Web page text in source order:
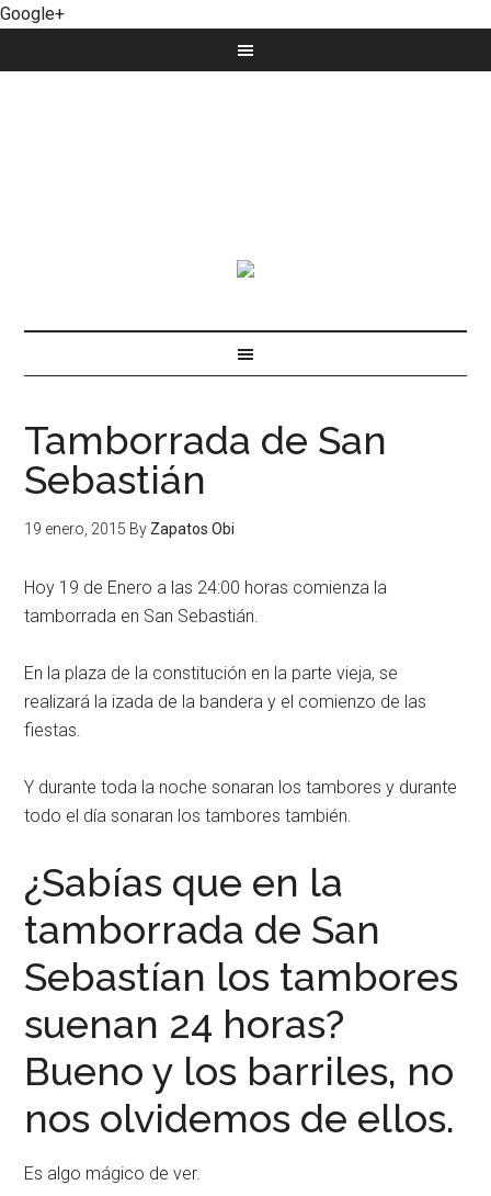
Google+
Tamborrada de San
Sebastián
19 enero, 2015 By Zapatos Obi
Hoy 19 de Enero a las 24:00 horas comienza la
tamborrada en San Sebastián.
En la plaza de la constitución en la parte vieja, se
realizará la izada de la bandera y el comienzo de las
fiestas.
Y durante toda la noche sonaran los tambores y durante
todo el día sonaran los tambores también.
¿Sabías que en la
tamborrada de San
Sebastían los tambores
suenan 24 horas?
Bueno y los barriles, no
nos olvidemos de ellos.
Es algo mágico de ver.